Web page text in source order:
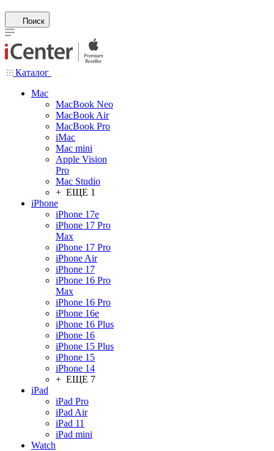
Поиск
Каталог
Mac
MacBook Neo
MacBook Air
MacBook Pro
iMac
Mac mini
Apple Vision
Pro
Mac Studio
+ ЕЩЕ 1
iPhone
iPhone 17e
iPhone 17 Pro
Max
iPhone 17 Pro
iPhone Air
iPhone 17
iPhone 16 Pro
Max
iPhone 16 Pro
iPhone 16e
iPhone 16 Plus
iPhone 16
iPhone 15 Plus
iPhone 15
iPhone 14
+ ЕЩЕ 7
iPad
iPad Pro
iPad Air
iPad 11
iPad mini
Watch